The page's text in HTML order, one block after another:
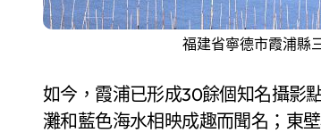
福建省寧德市霞浦縣
如今，霞浦已形成30餘個知名攝影
灘和藍色海水相映成趣而聞名；東